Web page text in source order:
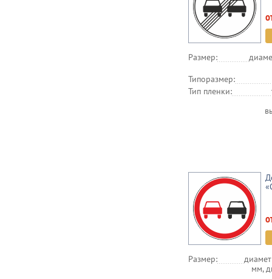
Размер:
Типоразмер:
Тип пленки:
Размер:
мм,